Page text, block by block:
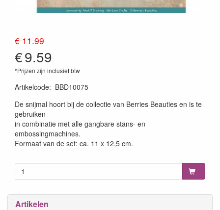
€ 11.99
€9.59
*Prijzen zijn inclusief btw
Artikelcode: BBD10075
De snijmal hoort bij de collectie van Berries Beauties en is te
gebruiken
in combinatie met alle gangbare stans- en
embossingmachines.
Formaat van de set: ca. 11 x 12,5 cm.
Artikelen